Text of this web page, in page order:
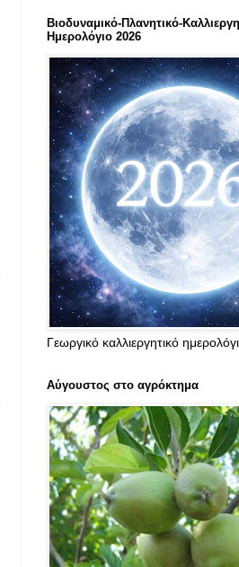
Βιοδυναμικό-Πλανητικό-
Ημερολόγιο 2026
Γεωργικό καλλιεργητικό
Αύγουστος στο αγρόκτημα